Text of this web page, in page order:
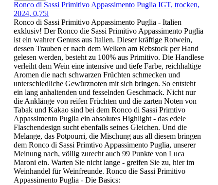
Ronco di Sassi Primitivo Appassimento Puglia IGT, trocken,
2024, 0,75l
Ronco di Sassi Primitivo Appassimento Puglia - Italien
exklusiv! Der Ronco die Sassi Primitivo Appassimento Puglia
ist ein wahrer Genuss aus Italien. Dieser kräftige Rotwein,
dessen Trauben er nach dem Welken am Rebstock per Hand
gelesen werden, besteht zu 100% aus Primitivo. Die Handlese
verleiht dem Wein eine intensive und tiefe Farbe, reichhaltige
Aromen die nach schwarzen Früchten schmecken und
unterschiedliche Gewürznoten mit sich bringen. So entsteht
ein lang anhaltenden und fesselnden Geschmack. Nicht nur
die Anklänge von reifen Früchten und die zarten Noten von
Tabak und Kakao sind bei dem Ronco di Sassi Primtivo
Appassimento Puglia ein absolutes Highlight - das edele
Flaschendesign sucht ebenfalls seines Gleichen. Und die
Melange, das Potpourri, die Mischung aus all diesem bringen
dem Ronco di Sassi Primtivo Appassimento Puglia, unserer
Meinung nach, völlig zurecht auch 99 Punkte von Luca
Maroni ein. Warten Sie nicht lange - greifen Sie zu, hier im
Weinhandel für Weinfreunde. Ronco die Sassi Primitivo
Appassimento Puglia - Die Basics: